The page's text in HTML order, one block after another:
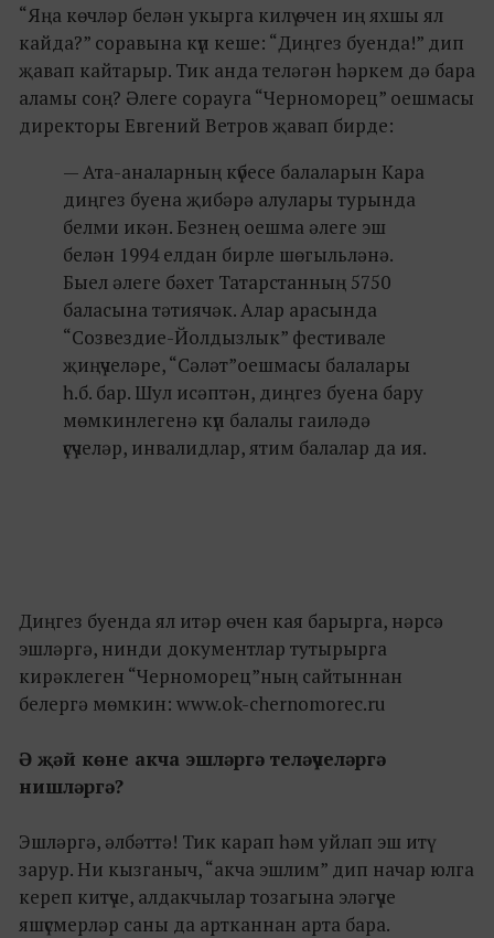
“Яңа көчләр белән укырга килү өчен иң яхшы ял
кайда?” соравына күп кеше: “Диңгез буенда!” дип
җавап кайтарыр. Тик анда теләгән һәркем дә бара
аламы соң? Әлеге сорауга “Черноморец” оешмасы
директоры Евгений Ветров җавап бирде:
— Ата-аналарның күбесе балаларын Кара
диңгез буена җибәрә алулары турында
белми икән. Безнең оешма әлеге эш
белән 1994 елдан бирле шөгыльләнә.
Быел әлеге бәхет Татарстанның 5750
баласына тәтиячәк. Алар арасында
“Созвездие-Йолдызлык” фестивале
җиңүчеләре, “Сәләт”оешмасы балалары
һ.б. бар. Шул исәптән, диңгез буена бару
мөмкинлегенә күп балалы гаиләдә
үсүчеләр, инвалидлар, ятим балалар да ия.
Диңгез буенда ял итәр өчен кая барырга, нәрсә
эшләргә, нинди документлар тутырырга
кирәклеген “Черноморец”ның сайтыннан
белергә мөмкин: www.ok-chernomorec.ru
Ә җәй көне акча эшләргә теләүчеләргә
нишләргә?
Эшләргә, әлбәттә! Тик карап һәм уйлап эш итү
зарур. Ни кызганыч, “акча эшлим” дип начар юлга
кереп китүче, алдакчылар тозагына эләгүче
яшүсмерләр саны да артканнан арта бара.